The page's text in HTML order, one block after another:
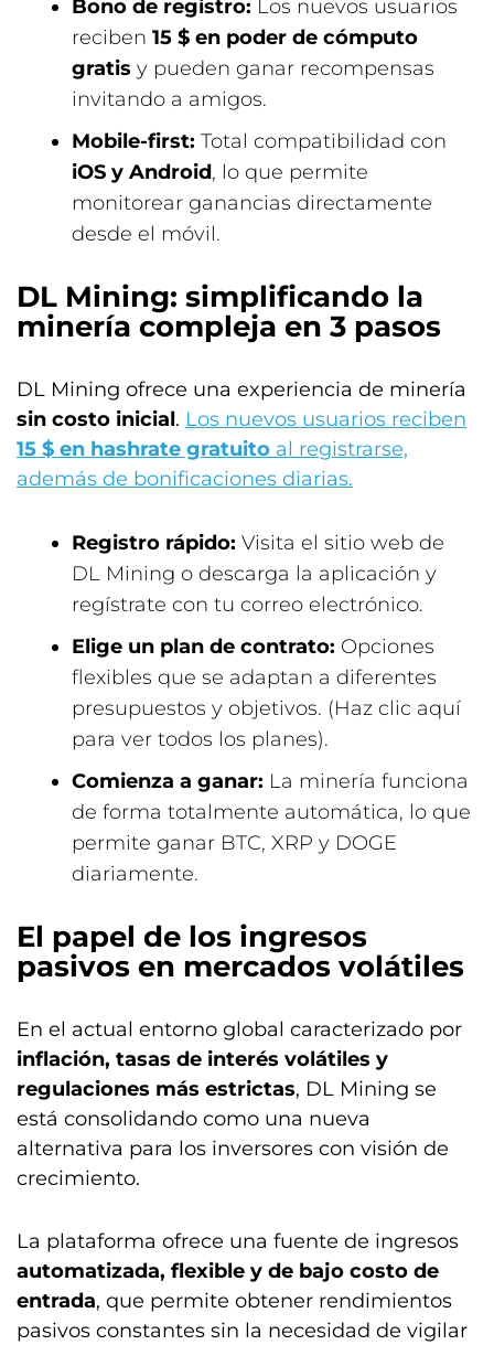
Bono de registro: Los nuevos usuarios
reciben 15 $ en poder de cómputo
gratis y pueden ganar recompensas
invitando a amigos.
Mobile-first: Total compatibilidad con
iOS y Android, lo que permite
monitorear ganancias directamente
desde el móvil.
DL Mining: simplificando la
minería compleja en 3 pasos
DL Mining ofrece una experiencia de minería
sin costo inicial. Los nuevos usuarios reciben
15 $ en hashrate gratuito al registrarse,
además de bonificaciones diarias.
Registro rápido: Visita el sitio web de
DL Mining o descarga la aplicación y
regístrate con tu correo electrónico.
Elige un plan de contrato: Opciones
flexibles que se adaptan a diferentes
presupuestos y objetivos. (Haz clic aquí
para ver todos los planes).
Comienza a ganar: La minería funciona
de forma totalmente automática, lo que
permite ganar BTC, XRP y DOGE
diariamente.
El papel de los ingresos
pasivos en mercados volátiles
En el actual entorno global caracterizado por
inflación, tasas de interés volátiles y
regulaciones más estrictas, DL Mining se
está consolidando como una nueva
alternativa para los inversores con visión de
crecimiento.
La plataforma ofrece una fuente de ingresos
automatizada, flexible y de bajo costo de
entrada, que permite obtener rendimientos
pasivos constantes sin la necesidad de vigilar